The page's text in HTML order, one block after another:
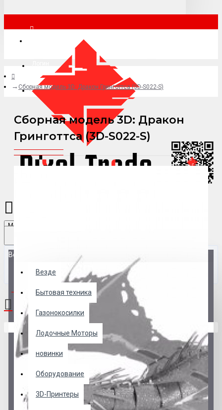
+7 (495) 015-41-41
Menu
Везде
Везде
Бытовая техника
Газонокосилки
Лодочные Моторы
новинки
Оборудование
3D-Принтеры
0 товар(ов) - 0 р.
В корзине пусто!
Cборная модель 3D: Дракон Гринготтса (3D-S022-S)
Cборная модель 3D: Дракон
Гринготтса (3D-S022-S)